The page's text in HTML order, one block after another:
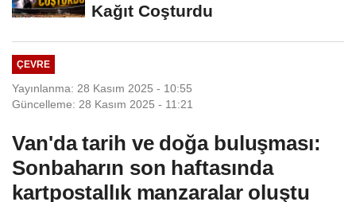
Kağıt Coşturdu
ÇEVRE
Yayınlanma: 28 Kasım 2025 - 10:55
Güncelleme: 28 Kasım 2025 - 11:21
Van'da tarih ve doğa buluşması:
Sonbaharın son haftasında
kartpostallık manzaralar oluştu